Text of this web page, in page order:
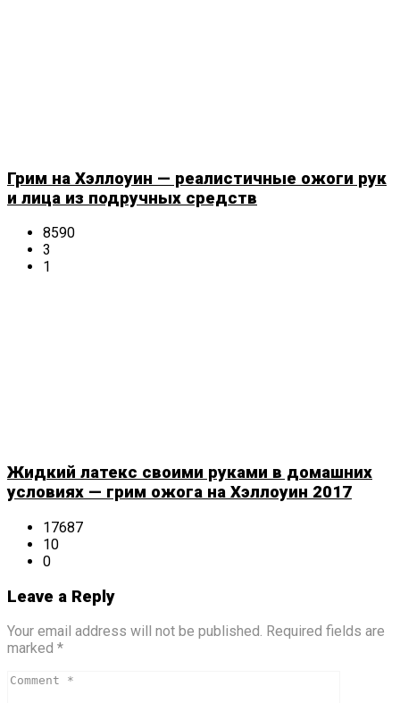
Грим на Хэллоуин — реалистичные ожоги рук
и лица из подручных средств
8590
3
1
Жидкий латекс своими руками в домашних
условиях — грим ожога на Хэллоуин 2017
17687
10
0
Leave a Reply
Your email address will not be published. Required fields are
marked *